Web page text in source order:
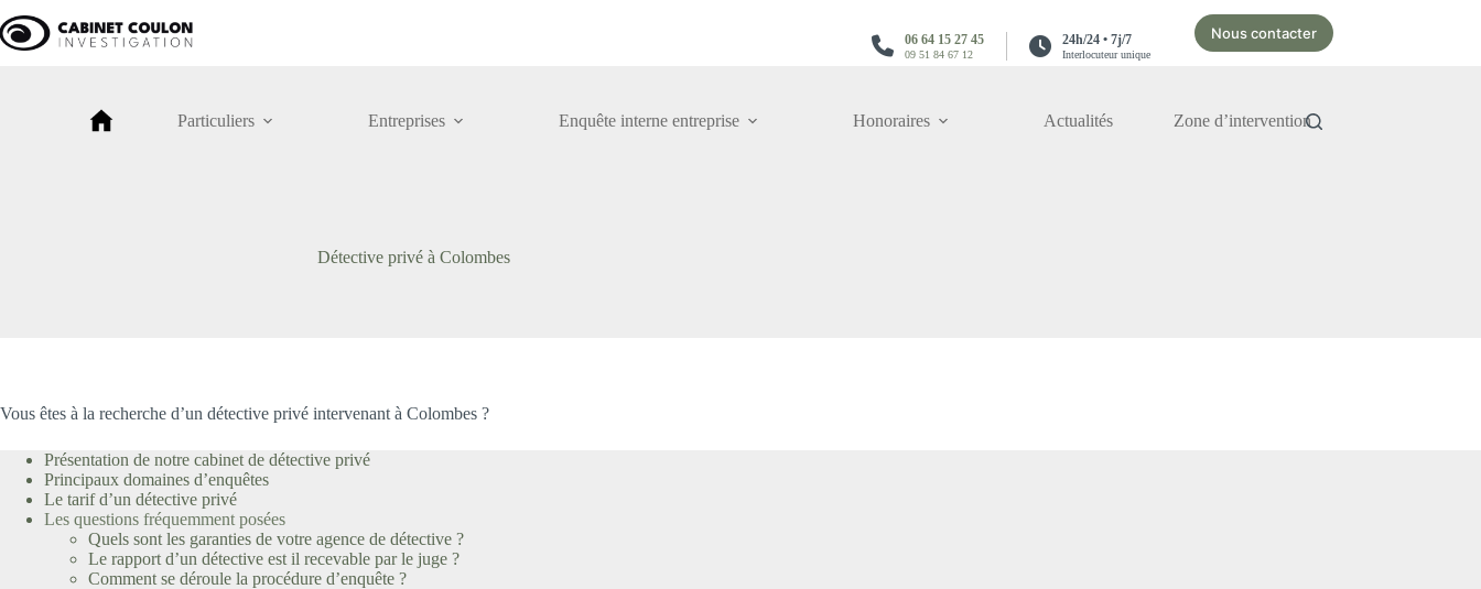
au
contenu
06 64 15 27 45
09 51 84 67 12
24h/24 • 7j/7
Interlocuteur unique
Nous contacter
Particuliers Entreprises Enquête interne entreprise Honoraires Actualités Zone d’intervention
Détective privé à Colombes
Vous êtes à la recherche d’un détective privé intervenant à Colombes ?
Présentation de notre cabinet de détective privé
Principaux domaines d’enquêtes
Le tarif d’un détective privé
Les questions fréquemment posées
Quels sont les garanties de votre agence de détective ?
Le rapport d’un détective est il recevable par le juge ?
Comment se déroule la procédure d’enquête ?